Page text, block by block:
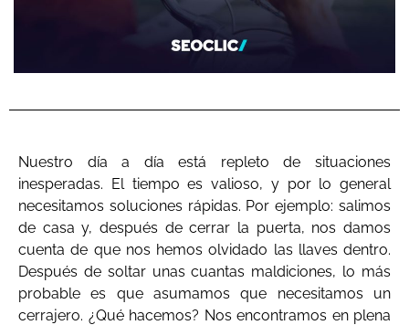
Nuestro día a día está repleto de situaciones
inesperadas. El tiempo es valioso, y por lo general
necesitamos soluciones rápidas. Por ejemplo: salimos
de casa y, después de cerrar la puerta, nos damos
cuenta de que nos hemos olvidado las llaves dentro.
Después de soltar unas cuantas maldiciones, lo más
probable es que asumamos que necesitamos un
cerrajero. ¿Qué hacemos? Nos encontramos en plena